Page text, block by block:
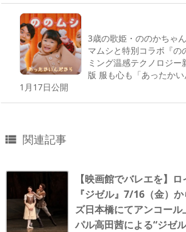
3歳の歌姫・ののかちゃ
マムシと特別コラボ『の
ミング温感テクノロジー
版 服も心も「あったか
1月17日公開
 関連記事
【映画館でバレエを】
『ジゼル』7/16（金）
ズ日本橋にてアンコー
パル高田茜による“ジゼ